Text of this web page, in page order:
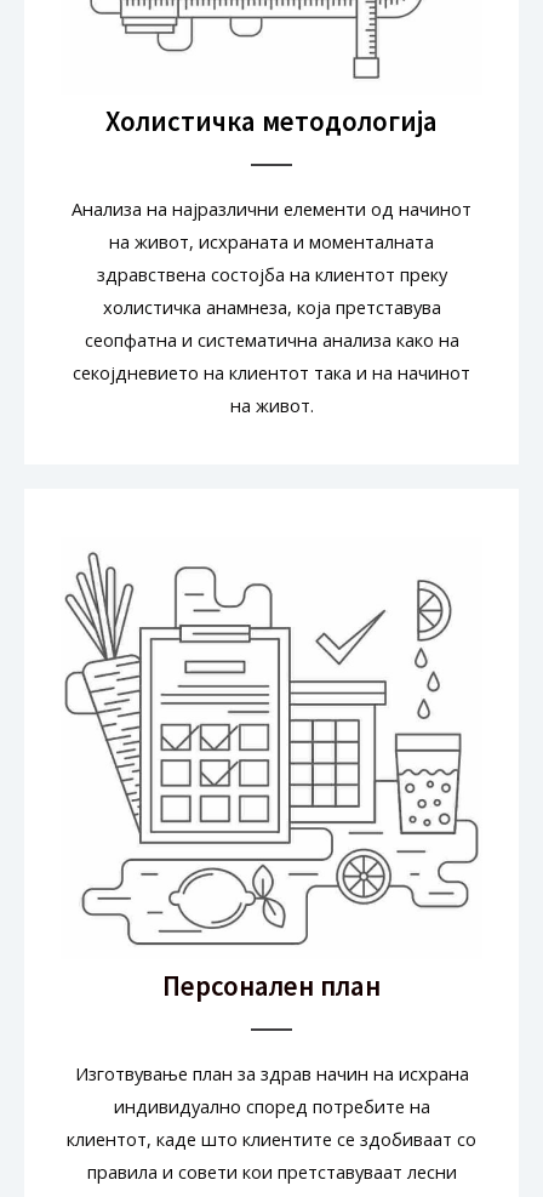
Холистичка методологија
Анализа на најразлични елементи од начинот
на живот, исхраната и моменталната
здравствена состојба на клиентот преку
холистичка анамнеза, која претставува
сеопфатна и систематична анализа како на
секојдневието на клиентот така и на начинот
на живот.
Персонален план
Изготвување план за здрав начин на исхрана
индивидуално според потребите на
клиентот, каде што клиентите се здобиваат со
правила и совети кои претставуваат лесни